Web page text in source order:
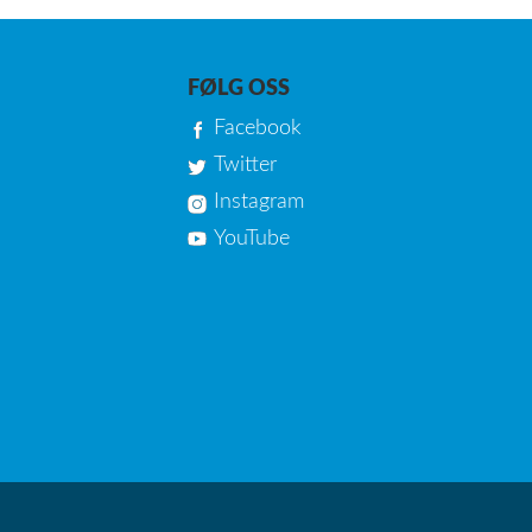
FØLG OSS
Facebook
Twitter
Instagram
YouTube